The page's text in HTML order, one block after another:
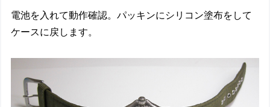
電池を入れて動作確認。パッキンにシリコン塗布をして
ケースに戻します。